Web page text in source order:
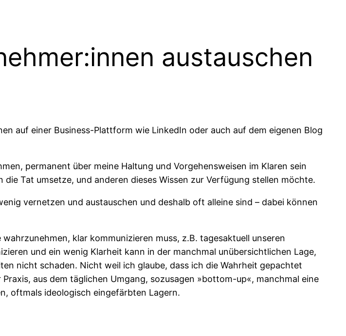
austauschen
auf einer Business-Plattform wie LinkedIn oder auch auf dem eigenen Blog
permanent über meine Haltung und Vorgehensweisen im Klaren sein
Tat umsetze, und anderen dieses Wissen zur Verfügung stellen möchte.
vernetzen und austauschen und deshalb oft alleine sind – dabei können
klar kommunizieren muss, z.B. tagesaktuell unseren
und ein wenig Klarheit kann in der manchmal unübersichtlichen Lage,
nicht schaden. Nicht weil ich glaube, dass ich die Wahrheit gepachtet
aus dem täglichen Umgang, sozusagen »bottom-up«, manchmal eine
oftmals ideologisch eingefärbten Lagern.